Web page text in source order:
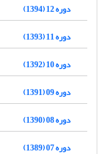
دوره 12 (1394)
دوره 11 (1393)
دوره 10 (1392)
دوره 09 (1391)
دوره 08 (1390)
دوره 07 (1389)